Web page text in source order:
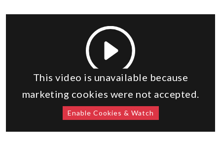
This video is unavailable because
marketing cookies were not accepted.
Enable Cookies & Watch